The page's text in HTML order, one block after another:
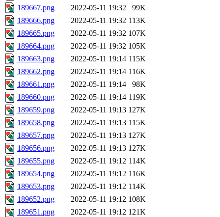
189667.png
2022-05-11 19:32
99K
189666.png
2022-05-11 19:32 113K
189665.png
2022-05-11 19:32 107K
189664.png
2022-05-11 19:32 105K
189663.png
2022-05-11 19:14 115K
189662.png
2022-05-11 19:14 116K
189661.png
2022-05-11 19:14
98K
189660.png
2022-05-11 19:14 119K
189659.png
2022-05-11 19:13 127K
189658.png
2022-05-11 19:13 115K
189657.png
2022-05-11 19:13 127K
189656.png
2022-05-11 19:13 127K
189655.png
2022-05-11 19:12 114K
189654.png
2022-05-11 19:12 116K
189653.png
2022-05-11 19:12 114K
189652.png
2022-05-11 19:12 108K
189651.png
2022-05-11 19:12 121K